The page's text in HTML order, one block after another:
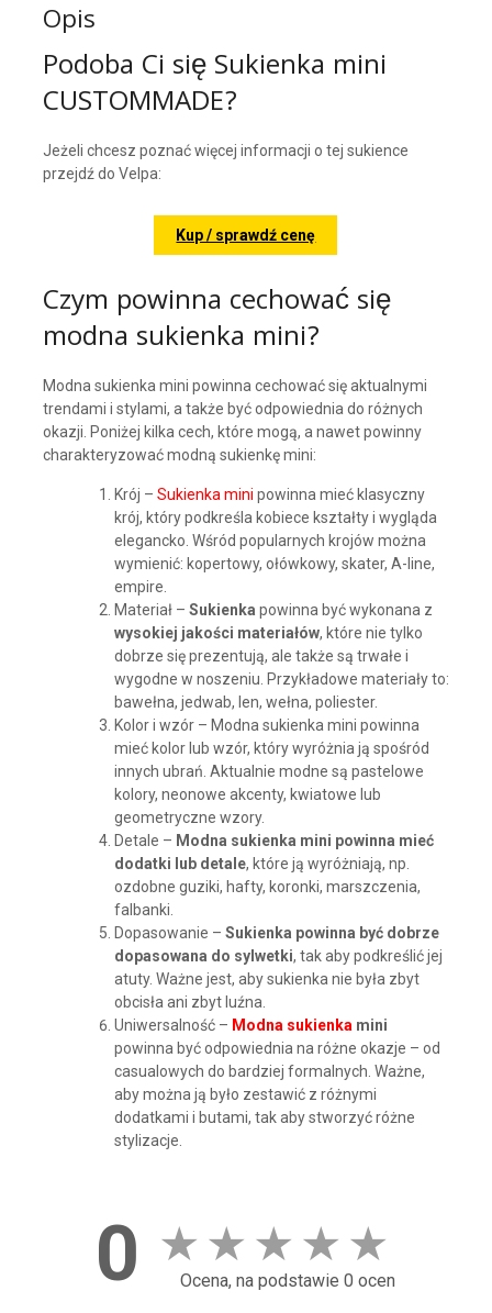
Opis
Podoba Ci się Sukienka mini
CUSTOMMADE?
Jeżeli chcesz poznać więcej informacji o tej sukience
przejdź do Velpa:
Kup / sprawdź cenę
Czym powinna cechować się
modna sukienka mini?
Modna sukienka mini powinna cechować się aktualnymi
trendami i stylami, a także być odpowiednia do różnych
okazji. Poniżej kilka cech, które mogą, a nawet powinny
charakteryzować modną sukienkę mini:
Krój – Sukienka mini powinna mieć klasyczny
krój, który podkreśla kobiece kształty i wygląda
elegancko. Wśród popularnych krojów można
wymienić: kopertowy, ołówkowy, skater, A-line,
empire.
Materiał – Sukienka powinna być wykonana z
wysokiej jakości materiałów, które nie tylko
dobrze się prezentują, ale także są trwałe i
wygodne w noszeniu. Przykładowe materiały to:
bawełna, jedwab, len, wełna, poliester.
Kolor i wzór – Modna sukienka mini powinna
mieć kolor lub wzór, który wyróżnia ją spośród
innych ubrań. Aktualnie modne są pastelowe
kolory, neonowe akcenty, kwiatowe lub
geometryczne wzory.
Detale – Modna sukienka mini powinna mieć
dodatki lub detale, które ją wyróżniają, np.
ozdobne guziki, hafty, koronki, marszczenia,
falbanki.
Dopasowanie – Sukienka powinna być dobrze
dopasowana do sylwetki, tak aby podkreślić jej
atuty. Ważne jest, aby sukienka nie była zbyt
obcisła ani zbyt luźna.
Uniwersalność – Modna sukienka mini
powinna być odpowiednia na różne okazje – od
casualowych do bardziej formalnych. Ważne,
aby można ją było zestawić z różnymi
dodatkami i butami, tak aby stworzyć różne
stylizacje.
0 ★ ★ ★ ★ ★
Ocena, na podstawie 0 ocen